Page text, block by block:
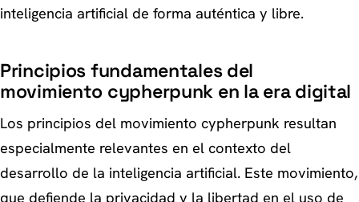
inteligencia artificial de forma auténtica y libre.
Principios fundamentales del
movimiento cypherpunk en la era digital
Los principios del movimiento cypherpunk resultan
especialmente relevantes en el contexto del
desarrollo de la inteligencia artificial. Este movimiento,
que defiende la privacidad y la libertad en el uso de